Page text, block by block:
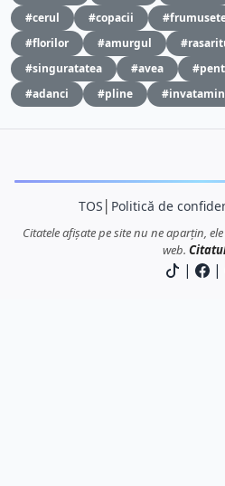
#cerul
#copacii
#florilor
#amurgul
#singuratatea
#avea
#adanci
#pline
TOS Politică de
Citatele afișate pe site nu ne aparțin,
web.
| |